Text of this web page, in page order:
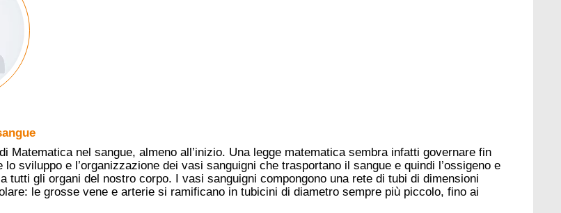
Matematica nel sangue, almeno all’inizio. Una legge matematica sembra infatti governare fin
lo sviluppo e l’organizzazione dei vasi sanguigni che trasportano il sangue e quindi l’ossigeno e
tutti gli organi del nostro corpo. I vasi sanguigni compongono una rete di tubi di dimensioni
le grosse vene e arterie si ramificano in tubicini di diametro sempre più piccolo, fino ai